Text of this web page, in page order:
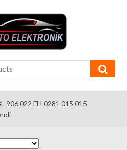
906 022 FH 0281 015 015